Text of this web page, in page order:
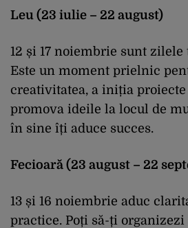
Leu (23 iulie – 22 august)
12 și 17 noiembrie sunt zilele
Este un moment prielnic
creativitatea, a iniția
promova ideile la locul de
în sine îți aduce succes.
Fecioară (23 august – 22
13 și 16 noiembrie aduc
practice. Poți să-ți